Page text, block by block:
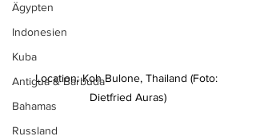
Ägypten
Indonesien
Kuba
Antigua & Barbuda
Bahamas
Russland
Location: Koh Bulone, Thailand (Foto:
Dietfried Auras)